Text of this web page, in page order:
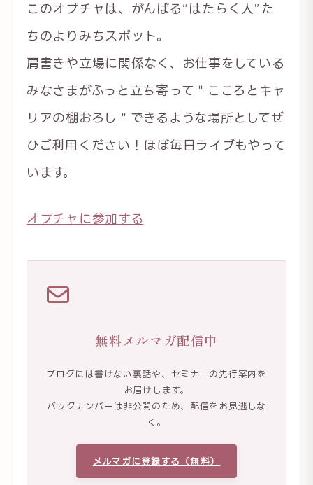
このオプチャは、がんばる“はたらく人”た
ちのよりみちスポット。
肩書きや立場に関係なく、お仕事をしている
みなさまがふっと立ち寄って＂こころとキャ
リアの棚おろし＂できるような場所としてぜ
ひご利用ください！ほぼ毎日ライブもやって
います。
オプチャに参加する
無料メルマガ配信中
ブログには書けない裏話や、セミナーの先行案内を
お届けします。
バックナンバーは非公開のため、配信をお見逃しな
く。
メルマガに登録する（無料）